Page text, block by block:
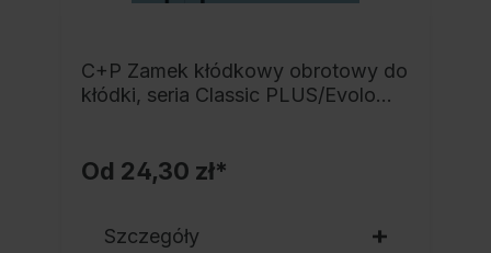
C+P Zamek kłódkowy obrotowy do
kłódki, seria Classic PLUS/Evolo
Od 24,30 zł*
Szczegóły